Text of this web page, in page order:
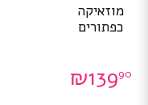
מוזאיקה
כפתורים
₪13990